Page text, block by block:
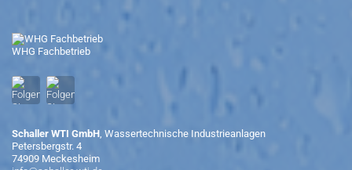
WHG Fachbetrieb
Schaller WTI GmbH , Wassertechnische Industrieanlagen
Petersbergstr. 4
74909 Meckesheim